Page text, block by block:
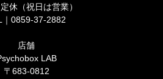
休（祝日は営業）
｜0859-37-2882
店舗
LAB
〒683-0812